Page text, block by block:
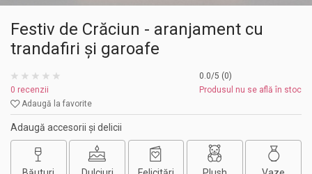
Festiv de Crăciun - aranjament cu
trandafiri și garoafe
0 recenzii
0.0/5 (0)
Produsul nu se află în stoc
Adaugă la favorite
Adaugă accesorii și delicii